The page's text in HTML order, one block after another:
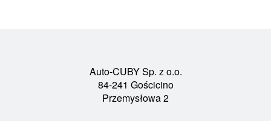
Auto-CUBY Sp. z o.o.
84-241 Gościcino
Przemysłowa 2